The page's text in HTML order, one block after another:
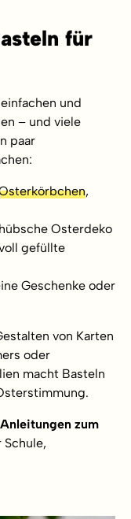
für
und
– und viele
paar
,
Osterdeko
gefüllte
Geschenke oder
von Karten
oder
macht Basteln
zum